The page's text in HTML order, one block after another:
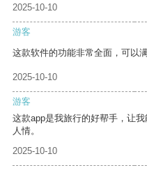
2025-10-10
游客
这款软件的功能非常全面，可以
2025-10-10
游客
这款app是我旅行的好帮手，让
人情。
2025-10-10